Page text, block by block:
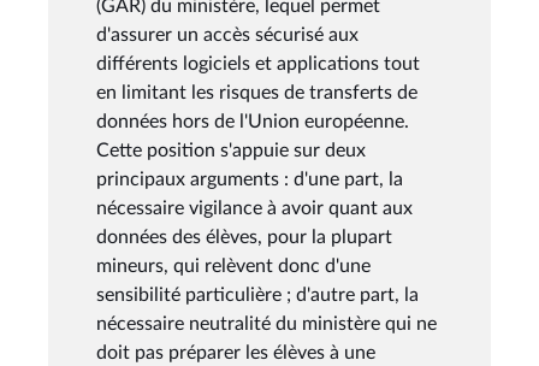
(GAR) du ministère, lequel permet
d'assurer un accès sécurisé aux
différents logiciels et applications tout
en limitant les risques de transferts de
données hors de l'Union européenne.
Cette position s'appuie sur deux
principaux arguments : d'une part, la
nécessaire vigilance à avoir quant aux
données des élèves, pour la plupart
mineurs, qui relèvent donc d'une
sensibilité particulière ; d'autre part, la
nécessaire neutralité du ministère qui ne
doit pas préparer les élèves à une